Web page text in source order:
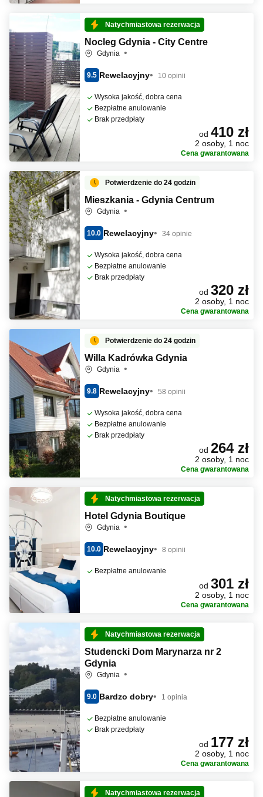
Natychmiastowa rezerwacja
Nocleg Gdynia - City Centre
Gdynia
9.5 Rewelacyjny 10 opinii
Wysoka jakość, dobra cena
Bezpłatne anulowanie
Brak przedpłaty
od 410 zł
2 osoby, 1 noc
Cena gwarantowana
Potwierdzenie do 24 godzin
Mieszkania - Gdynia Centrum
Gdynia
10.0 Rewelacyjny 34 opinie
Wysoka jakość, dobra cena
Bezpłatne anulowanie
Brak przedpłaty
od 320 zł
2 osoby, 1 noc
Cena gwarantowana
Potwierdzenie do 24 godzin
Willa Kadrówka Gdynia
Gdynia
9.8 Rewelacyjny 58 opinii
Wysoka jakość, dobra cena
Bezpłatne anulowanie
Brak przedpłaty
od 264 zł
2 osoby, 1 noc
Cena gwarantowana
Natychmiastowa rezerwacja
Hotel Gdynia Boutique
Gdynia
10.0 Rewelacyjny 8 opinii
Bezpłatne anulowanie
od 301 zł
2 osoby, 1 noc
Cena gwarantowana
Natychmiastowa rezerwacja
Studencki Dom Marynarza nr 2
Gdynia
Gdynia
9.0 Bardzo dobry 1 opinia
Bezpłatne anulowanie
Brak przedpłaty
od 177 zł
2 osoby, 1 noc
Cena gwarantowana
Natychmiastowa rezerwacja